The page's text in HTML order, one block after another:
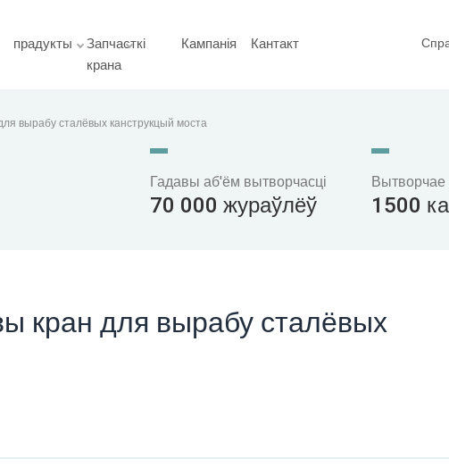
прадукты
Запчасткі
крана
Кампанія Кантакт
вырабу сталёвых канструкцый моста
Гадавы аб'ём вытворчасці
70 000 жураўлёў
Вытворчае
1500
кран для вырабу сталёвых